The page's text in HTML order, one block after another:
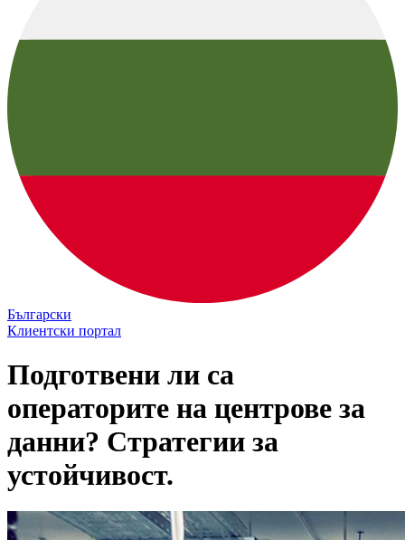
Български
Клиентски портал
Подготвени ли са
операторите на центрове за
данни? Стратегии за
устойчивост.